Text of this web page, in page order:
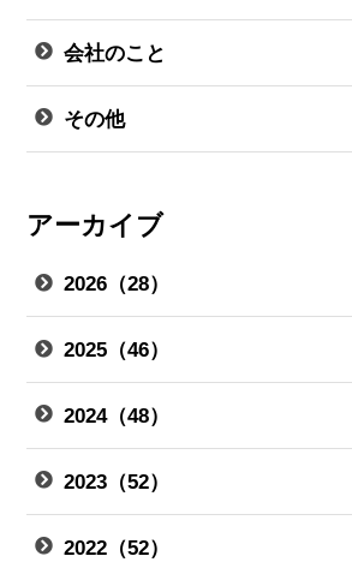
会社のこと
その他
アーカイブ
2026（28）
2025（46）
2024（48）
2023（52）
2022（52）